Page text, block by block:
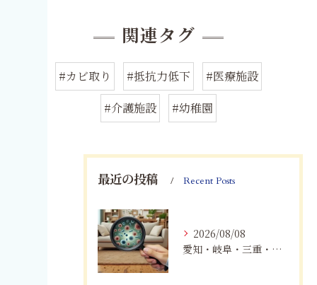
関連タグ
#カビ取り #抵抗力低下
#医療施設
#介護施設
#幼稚園
最近の投稿 Recent Posts
2026/08/08
愛知・岐阜・三重・静岡で真菌（カビ）による健康被害にお悩みの方へ｜室内環境改善とMIST工法®による専門対策